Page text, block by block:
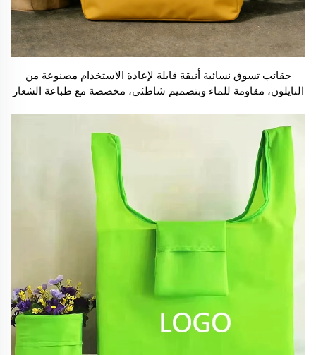
حقائب تسوق نسائية أنيقة قابلة لإعادة الاستخدام مصنوعة من
النايلون، مقاومة للماء وبتصميم شاطئي، مخصصة مع طباعة الشعار